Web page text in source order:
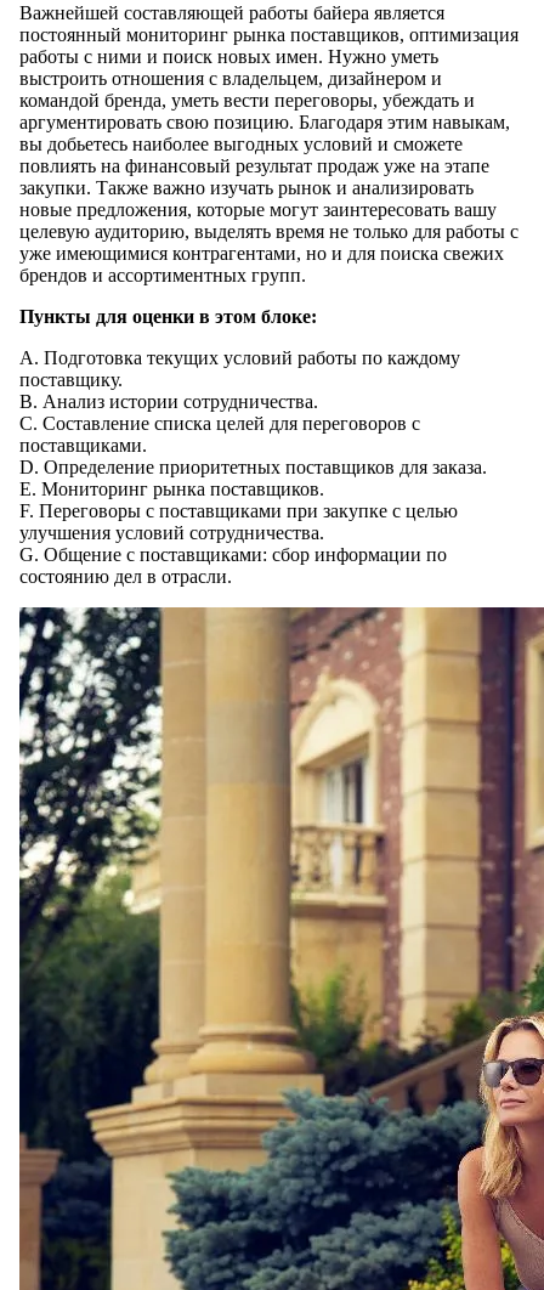
Важнейшей составляющей работы байера является
постоянный мониторинг рынка поставщиков, оптимизация
работы с ними и поиск новых имен. Нужно уметь
выстроить отношения с владельцем, дизайнером и
командой бренда, уметь вести переговоры, убеждать и
аргументировать свою позицию. Благодаря этим навыкам,
вы добьетесь наиболее выгодных условий и сможете
повлиять на финансовый результат продаж уже на этапе
закупки. Также важно изучать рынок и анализировать
новые предложения, которые могут заинтересовать вашу
целевую аудиторию, выделять время не только для работы с
уже имеющимися контрагентами, но и для поиска свежих
брендов и ассортиментных групп.
Пункты для оценки в этом блоке:
A. Подготовка текущих условий работы по каждому
поставщику.
B. Анализ истории сотрудничества.
C. Составление списка целей для переговоров с
поставщиками.
D. Определение приоритетных поставщиков для заказа.
E. Мониторинг рынка поставщиков.
F. Переговоры с поставщиками при закупке с целью
улучшения условий сотрудничества.
G. Общение с поставщиками: сбор информации по
состоянию дел в отрасли.